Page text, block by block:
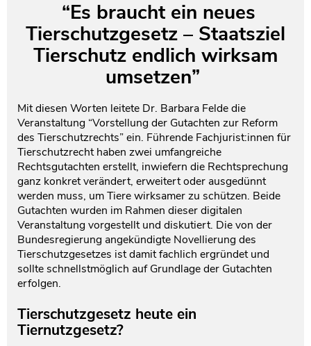
“Es braucht ein neues
Tierschutzgesetz – Staatsziel
Tierschutz endlich wirksam
umsetzen”
Mit diesen Worten leitete Dr. Barbara Felde die
Veranstaltung “Vorstellung der Gutachten zur Reform
des Tierschutzrechts” ein. Führende Fachjurist:innen für
Tierschutzrecht haben zwei umfangreiche
Rechtsgutachten erstellt, inwiefern die Rechtsprechung
ganz konkret verändert, erweitert oder ausgedünnt
werden muss, um Tiere wirksamer zu schützen. Beide
Gutachten wurden im Rahmen dieser digitalen
Veranstaltung vorgestellt und diskutiert. Die von der
Bundesregierung angekündigte Novellierung des
Tierschutzgesetzes ist damit fachlich ergründet und
sollte schnellstmöglich auf Grundlage der Gutachten
erfolgen.
Tierschutzgesetz heute ein
Tiernutzgesetz?
Testament und Nachlass
Netzwerk- und Kooperationspartner